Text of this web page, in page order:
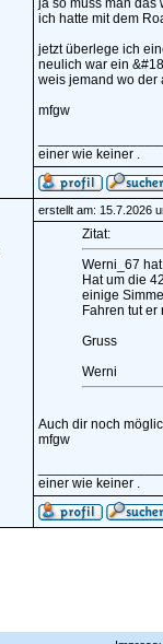
ja so muss man das
ich hatte mit dem
jetzt überlege ich
neulich war ein
weis jemand wo der
mfgw
einer wie keiner .
erstellt am: 15.7.2026
Zitat:
Werni_67
Hat um die
einige
Fahren tut
Gruss
Werni
Auch dir noch
mfgw
einer wie keiner .